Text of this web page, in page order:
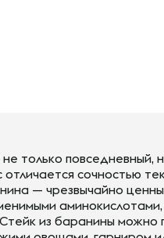
только повседневный,
сочностью
— чрезвычайно
из баранины можно